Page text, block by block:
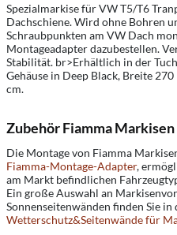
Spezialmarkise für VW T5/T6
Dachschiene. Wird ohne Bohren
Schraubpunkten am VW Dach
Montageadapter dazubestellen.
Stabilität. br>Erhältlich in der
Gehäuse in Deep Black, Breite
cm.
Zubehör Fiamma Markisen
Die Montage von Fiamma
Fiamma-Montage-Adapter,
am Markt befindlichen
Ein große Auswahl an
Sonnenseitenwänden finden Sie
Wetterschutz&Seitenwände für